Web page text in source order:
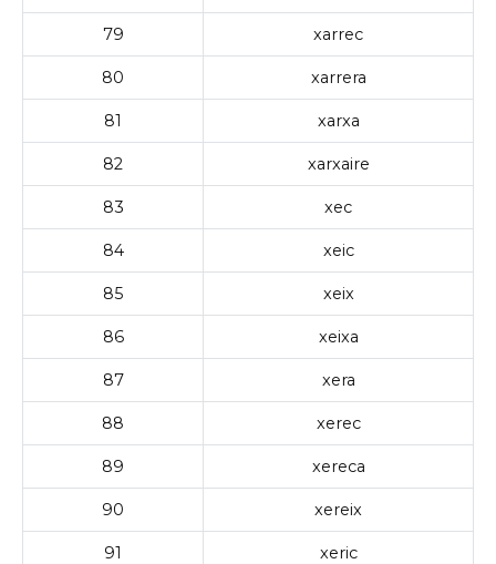
79 xarrec
80 xarrera
81 xarxa
82 xarxaire
83 xec
84 xeic
85 xeix
86 xeixa
87 xera
88 xerec
89 xereca
90 xereix
91 xeric